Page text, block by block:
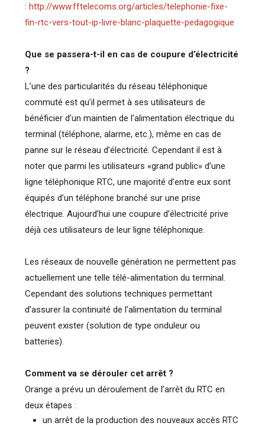
:http://www.fftelecoms.org/articles/telephonie-fixe-
fin-rtc-vers-tout-ip-livre-blanc-plaquette-pedagogique
Que se passera-t-il en cas de coupure d’électricité
?
L’une des particularités du réseau téléphonique
commuté est qu’il permet à ses utilisateurs de
bénéficier d’un maintien de l’alimentation électrique du
terminal (téléphone, alarme, etc.), même en cas de
panne sur le réseau d’électricité. Cependant il est à
noter que parmi les utilisateurs «grand public» d’une
ligne téléphonique RTC, une majorité d’entre eux sont
équipés d’un téléphone branché sur une prise
électrique. Aujourd’hui une coupure d’électricité prive
déjà ces utilisateurs de leur ligne téléphonique.
Les réseaux de nouvelle génération ne permettent pas
actuellement une telle télé-alimentation du terminal.
Cependant des solutions techniques permettant
d’assurer la continuité de l’alimentation du terminal
peuvent exister (solution de type onduleur ou
batteries).
Comment va se dérouler cet arrêt ?
Orange a prévu un déroulement de l’arrêt du RTC en
deux étapes :
un arrêt de la production des nouveaux accès RTC